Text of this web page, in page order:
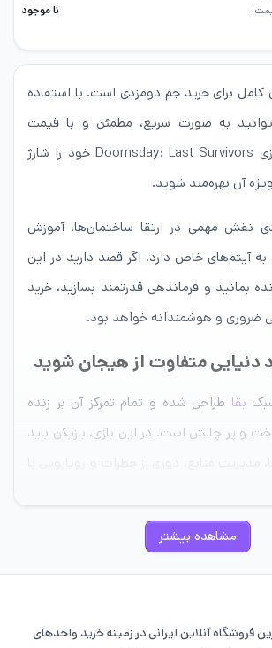
نا موجود
کامل برای خرید جم دومزدی است. با استفاده
به‌ صورت سریع، مطمئن و با قیمت
مناسب، حساب بازی Doomsday: Last Survivors خود را شارژ
آن بهره‌مند شوید.
نقش مهمی در ارتقا ساختمان‌ها، آموزش
به آیتم‌های خاص دارد. اگر قصد دارید در این
بمانید و فرماندهی قدرتمند بسازید، خرید
ضروری و هوشمندانه خواهد بود.
دنیایی متفاوت از هیجان شوید
بقا طراحی شده و تمام تمرکز آن بر زنده
و پر چالش است. در این بازی، بازیکن باید
مشاهده بیشتر
فروشگاه آنلاین ایرانی در زمینه خرید واحدهای